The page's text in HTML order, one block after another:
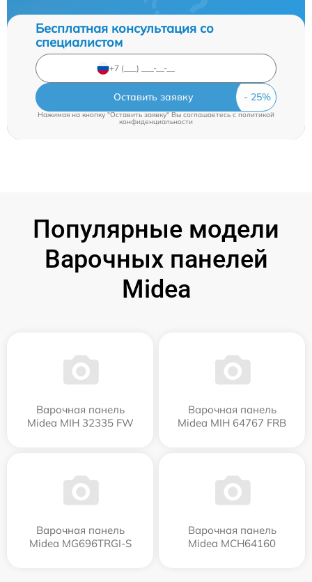
Бесплатная консультация со
специалистом
Оставить заявку
Нажимая на кнопку "Оставить заявку" Вы соглашаетесь cполитикой
конфиденциальности
Популярные модели
Варочных панелей
Midea
Варочная панель
Midea MIH 32335 FW
Варочная панель
Midea MIH 64767 FRB
Варочная панель
Midea MG696TRGI-S
Варочная панель
Midea MCH64160